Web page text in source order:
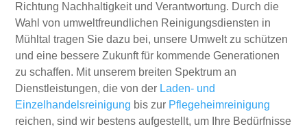
Richtung Nachhaltigkeit und Verantwortung. Durch die
Wahl von umweltfreundlichen Reinigungsdiensten in
Mühltal tragen Sie dazu bei, unsere Umwelt zu schützen
und eine bessere Zukunft für kommende Generationen
zu schaffen. Mit unserem breiten Spektrum an
Dienstleistungen, die von der Laden- und
Einzelhandelsreinigung bis zur Pflegeheimreinigung
reichen, sind wir bestens aufgestellt, um Ihre Bedürfnisse